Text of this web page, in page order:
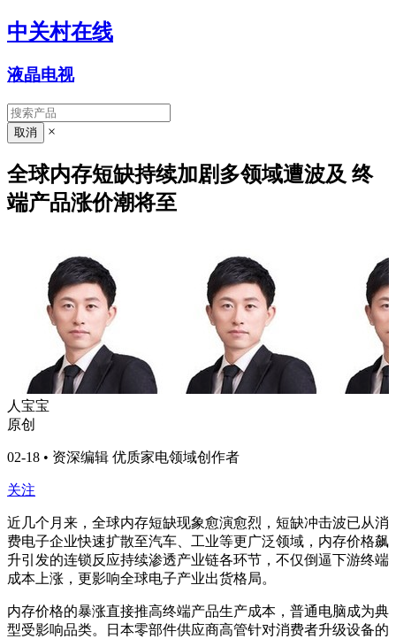
中关村在线
液晶电视
×
全球内存短缺持续加剧多领域遭波及 终
端产品涨价潮将至
人宝宝
原创
02-18 • 资深编辑 优质家电领域创作者
关注
近几个月来，全球内存短缺现象愈演愈烈，短缺冲击波已从消
费电子企业快速扩散至汽车、工业等更广泛领域，内存价格飙
升引发的连锁反应持续渗透产业链各环节，不仅倒逼下游终端
成本上涨，更影响全球电子产业出货格局。
内存价格的暴涨直接推高终端产品生产成本，普通电脑成为典
型受影响品类。日本零部件供应商高管针对消费者升级设备的